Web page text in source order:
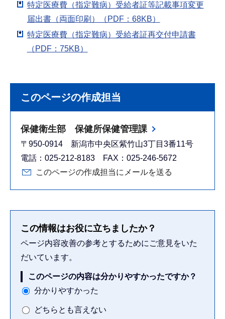
特定医療費（指定難病）受給者証等記載事項変更
届出書（両面印刷）（PDF：68KB）
特定医療費（指定難病）受給者証再交付申請書
（PDF：75KB）
このページの作成担当
保健衛生部 保健所保健管理課
〒950-0914 新潟市中央区紫竹山3丁目3番11号
電話：025-212-8183 FAX：025-246-5672
このページの作成担当にメールを送る
この情報はお役に立ちましたか？
ページ内容改善の参考とするためにご意見をいた
だいています。
このページの内容は分かりやすかったですか？
分かりやすかった
どちらとも言えない